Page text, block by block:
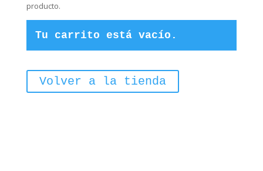
producto.
Tu carrito está vacío.
Volver a la tienda